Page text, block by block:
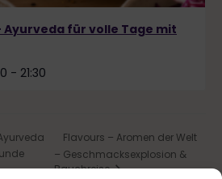
Ayurveda für volle Tage mit
- 21:30
Flavours – Aromen der Welt
– Geschmacksexplosion &
Bauchreise